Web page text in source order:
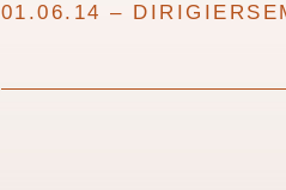
01.06.14 –